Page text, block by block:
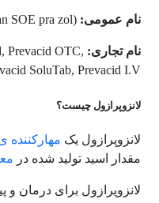
نام عمومی: (lansoprazole (lan SOE pra zol
نام تجاری: Prevacid OTC,
SoluTab, Prevacid I.V
لانزوپرازول چیست؟
لانزوپرازول یک مهارکننده
مقدار اسید تولید شده در
لانزوپرازول برای درمان و